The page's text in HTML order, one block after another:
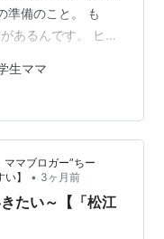
準備のこと。 も
あるんです。 ヒス
「切れそうだか
ある。 そうやっ
もある。 いろい
のですが、 今回の
た、それだった
生ママ
マブロガー”ちー
】
• 3ヶ月前
たい～【「松江